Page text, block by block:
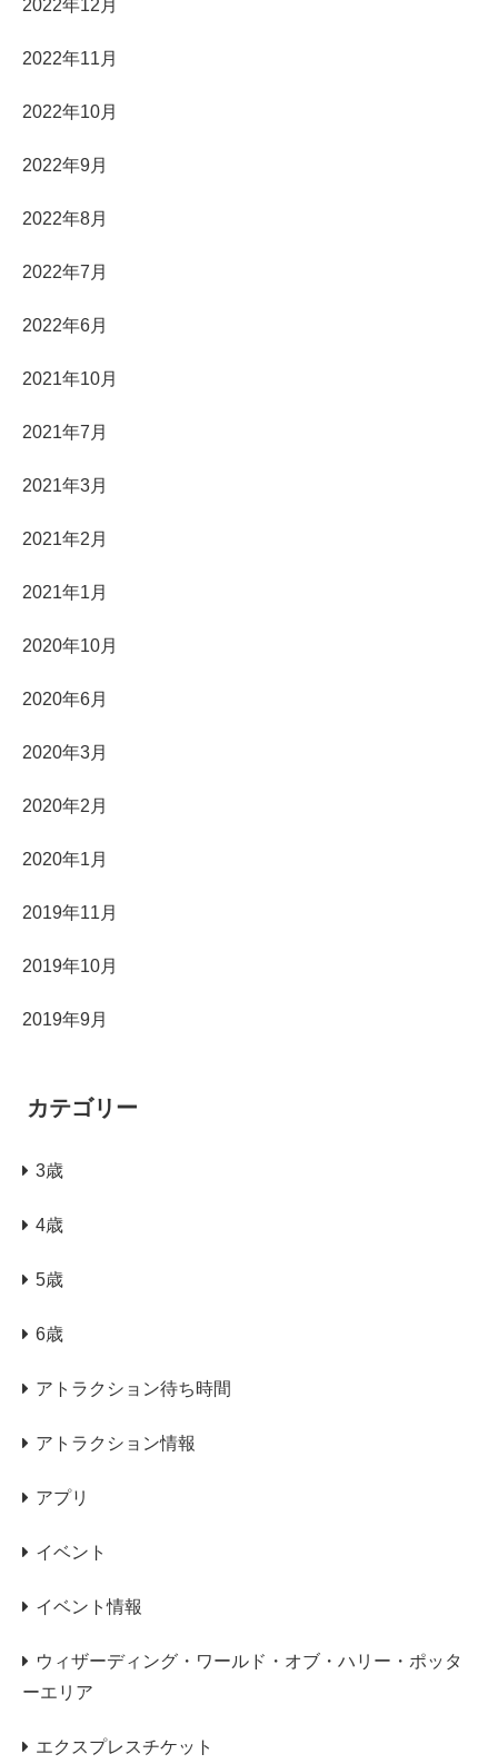
2022年12月
2022年11月
2022年10月
2022年9月
2022年8月
2022年7月
2022年6月
2021年10月
2021年7月
2021年3月
2021年2月
2021年1月
2020年10月
2020年6月
2020年3月
2020年2月
2020年1月
2019年11月
2019年10月
2019年9月
カテゴリー
3歳
4歳
5歳
6歳
アトラクション待ち時間
アトラクション情報
アプリ
イベント
イベント情報
ウィザーディング・ワールド・オブ・ハリー・ポッタ
ーエリア
エクスプレスチケット